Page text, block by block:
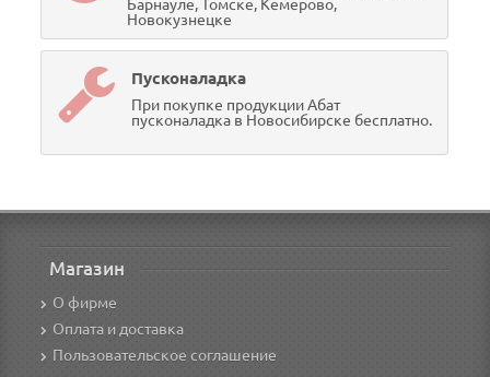
Барнауле, Томске, Кемерово,
Новокузнецке
Пусконаладка
При покупке продукции Абат
пусконаладка в Новосибирске бесплатно.
Магазин
О фирме
Оплата и доставка
Пользовательское соглашение